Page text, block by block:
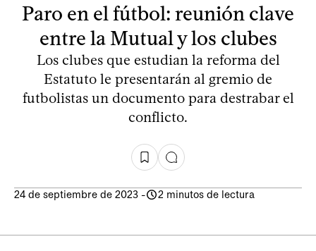
Paro en el fútbol: reunión clave
entre la Mutual y los clubes
Los clubes que estudian la reforma del
Estatuto le presentarán al gremio de
futbolistas un documento para destrabar el
conflicto.
24 de septiembre de 2023 - 2 minutos de lectura